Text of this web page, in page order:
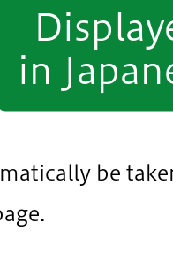
in
be
行者に安心感を生み